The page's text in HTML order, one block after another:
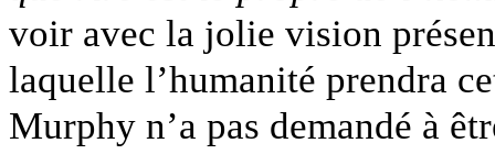
voir avec la jolie vision
laquelle l’humanité prendra
Murphy n’a pas demandé à